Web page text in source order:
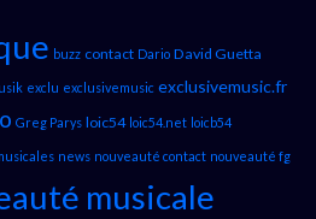
buzz contact Dario David Guetta
exclu exclusivemusic exclusivemusic.fr
Greg Parys loic54 loic54.net loicb54
news nouveauté contact nouveauté fg
musicale